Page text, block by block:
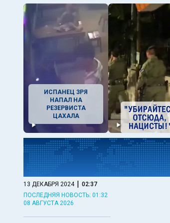
ИСПАНЕЦ ЗРЯ
НАПАЛ НА
РЕЗЕРВИСТА
ЦАХАЛА
13 ДЕКАБРЯ 2024 | 02:37
ПОСЛЕДНЯЯ НОВОСТЬ: 01:32
08 АВГУСТА 2026